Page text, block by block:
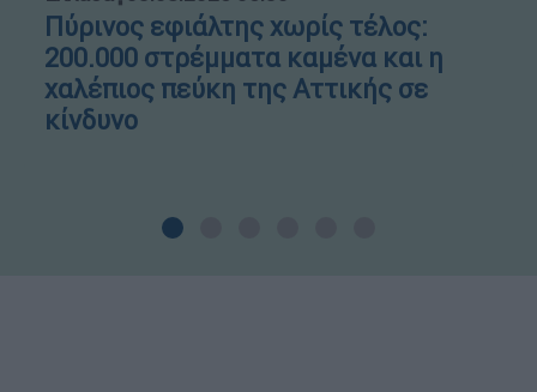
Πύρινος εφιάλτης χωρίς τέλος:
200.000 στρέμματα καμένα και η
χαλέπιος πεύκη της Αττικής σε
κίνδυνο